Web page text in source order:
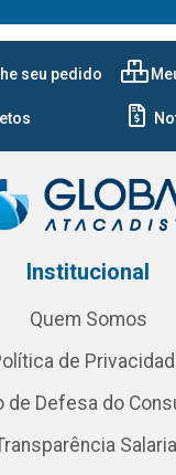
seu pedido
Institucional
Quem Somos
de
de Defesa do
Salarial